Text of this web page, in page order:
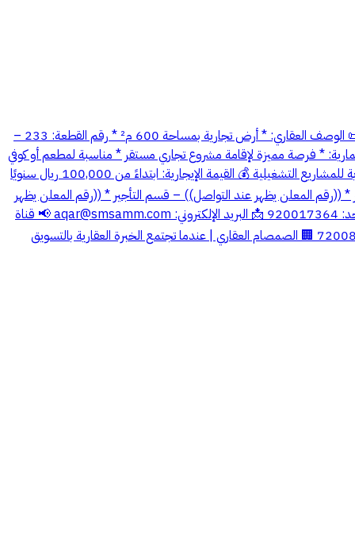
ارض تجارية للاستثمار ايجار عقد طويل الأجل – الراشدية (مكة المكرمة) 📍 الموقع: حي الراشدية – ضمن مخطط منظم وقريب من الطرق والخدمات 📜 الوصف العقاري: * أرض تجارية بمساحة 600 م² * رقم القطعة: 233 –
* فرصة مميزة لإقامة مشروع تجاري مستقر * مناسبة لمطعم أو كوفي
أو معارض أو خدمات * إمكانية بناء منشآت وتشغيلها بعقد طويل * في نطاق سكني نامٍ وكثافة عالية * موقع مناسب لمشاريع الحي الخدمية * جدوى قوية للمشاريع التشغيلية 💰 القيمة الإيجارية: ابتداءً من 100,000 ريال سنويًا
المعلن يظهر عند التواصل)) – قسم التأجير * ((رقم المعلن يظهر
aqar@smsamm.com📢 قناة
التليجرام: alsmsamalaqari 📜 وسيط عقاري مرخص ومعتمد لدى الهيئة العامة للعقار رخصة فال: 1200005524 ترخيص الإعلان العقاري: 7200881969 🏢 الصمصام العقاري | عندما تجتمع الخبرة العقارية بالتسويق